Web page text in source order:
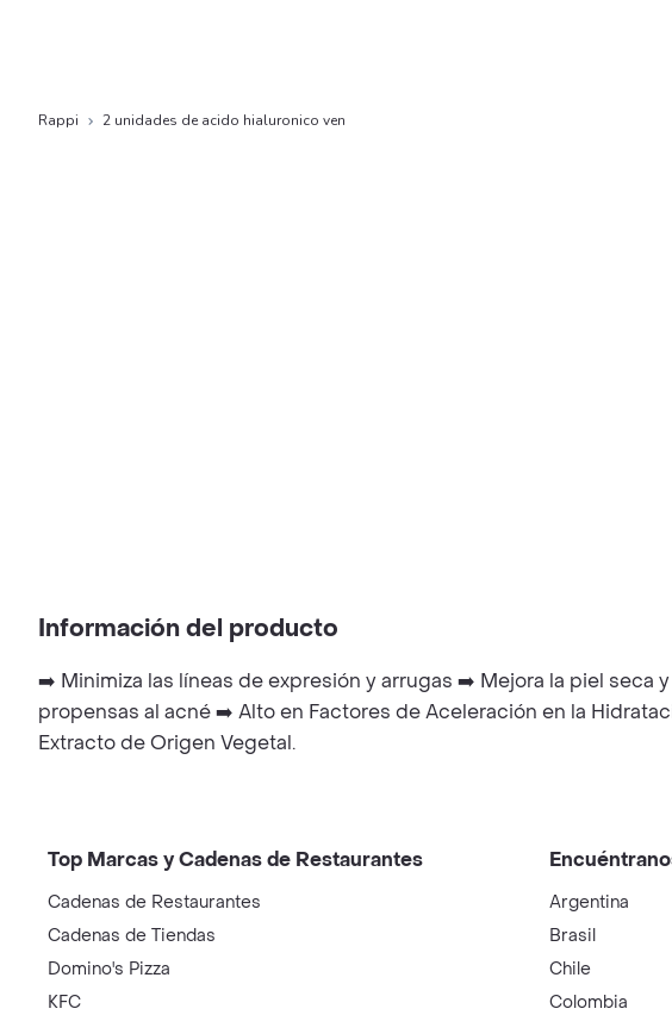
Rappi 2 unidades de acido hialuronico ven
Información del producto
➡️ Minimiza las líneas de expresión y arrugas ➡️ Mejora la piel seca
propensas al acné ➡️ Alto en Factores de Aceleración en la
Extracto de Origen Vegetal.
Top Marcas y Cadenas de Restaurantes
Cadenas de Restaurantes
Cadenas de Tiendas
Domino's Pizza
KFC
Argentina
Brasil
Chile
Colombia